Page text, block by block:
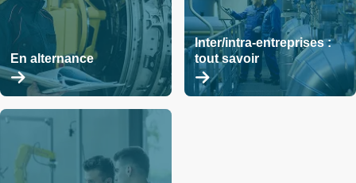
En alternance
En
Inter/intra-entreprises :
tout savoir
En